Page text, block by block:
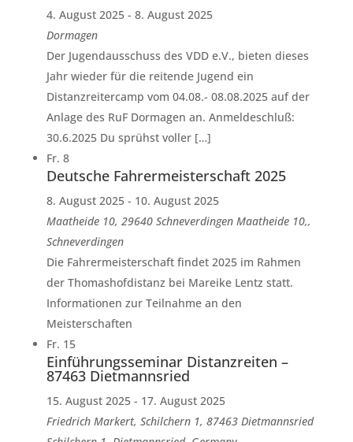
4. August 2025- 8. August 2025
Dormagen
Der Jugendausschuss des VDD e.V., bieten dieses
Jahr wieder für die reitende Jugend ein
Distanzreitercamp vom 04.08.- 08.08.2025 auf der
Anlage des RuF Dormagen an. Anmeldeschluß:
30.6.2025 Du sprühst voller […]
Fr. 8
Deutsche Fahrermeisterschaft 2025
8. August 2025- 10. August 2025
Maatheide 10, 29640 Schneverdingen Maatheide 10,,
Schneverdingen
Die Fahrermeisterschaft findet 2025 im Rahmen
der Thomashofdistanz bei Mareike Lentz statt.
Informationen zur Teilnahme an den
Meisterschaften
Fr. 15
Einführungsseminar Distanzreiten –
87463 Dietmannsried
15. August 2025- 17. August 2025
Friedrich Markert, Schilchern 1, 87463 Dietmannsried